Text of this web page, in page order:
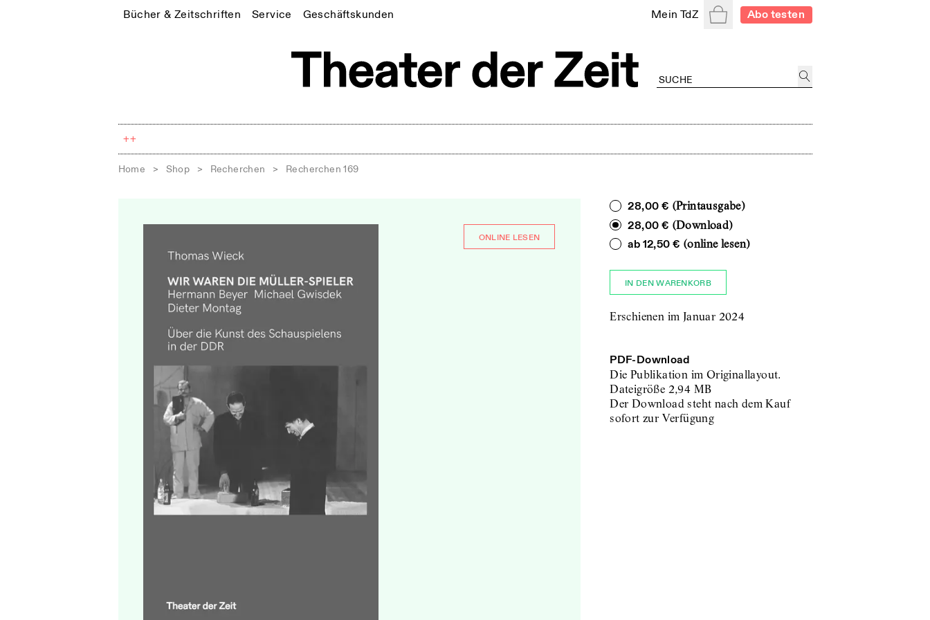
Bücher & Zeitschriften Service Geschäftskunden Mein TdZ WarenkorbAbo testen
++
Home > Shop > Recherchen > Recherchen 169
ONLINE LESEN
28,00 € (Printausgabe)
28,00 € (Download)
ab 12,50 € (online lesen)
IN DEN WARENKORB
Erschienen im Januar 2024
PDF-Download
Die Publikation im Originallayout.
Dateigröße 2,94 MB
Der Download steht nach dem Kauf
sofort zur Verfügung